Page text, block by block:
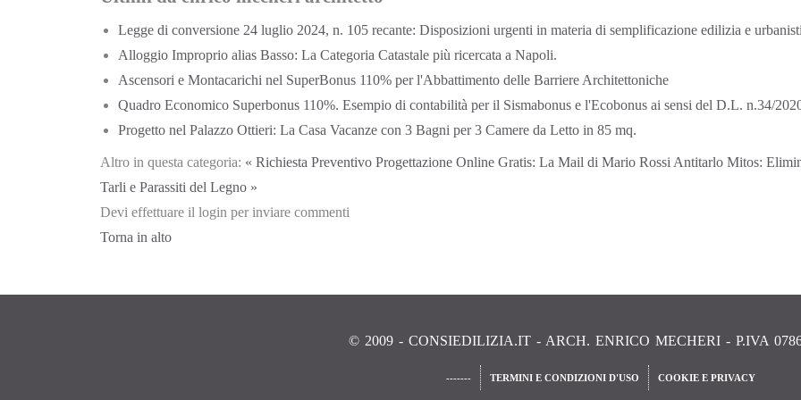
Legge di conversione 24 luglio 2024, n. 105 recante: Disposizioni urgenti in materia di semplificazione edilizia e
Alloggio Improprio alias Basso: La Categoria Catastale più ricercata a Napoli.
Ascensori e Montacarichi nel SuperBonus 110% per l'Abbattimento delle Barriere Architettoniche
Quadro Economico Superbonus 110%. Esempio di contabilità per il Sismabonus e l'Ecobonus ai sensi del D.L. n.34/
Progetto nel Palazzo Ottieri: La Casa Vacanze con 3 Bagni per 3 Camere da Letto in 85 mq.
Altro in questa categoria: « Richiesta Preventivo Progettazione Online Gratis: La Mail di Mario Rossi Antitarlo Mitos:
Tarli e Parassiti del Legno »
Devi effettuare il login per inviare commenti
Torna in alto
© 2009 - CONSIEDILIZIA.IT - ARCH. ENRICO MECHERI - P.IVA
------- TERMINI E CONDIZIONI D'USO COOKIE E PRIVACY